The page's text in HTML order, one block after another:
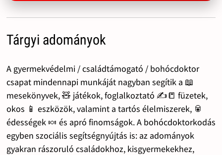
Tárgyi adományok
A gyermekvédelmi / családtámogató / bohócdoktor
csapat mindennapi munkáját nagyban segítik a 📖
mesekönyvek, 🧸 játékok, foglalkoztató ✍️📒 füzetek,
okos 📱 eszközök, valamint a tartós élelmiszerek, 🥫
édességek 🍬 és apró finomságok. A bohócdoktorkodás
egyben szociális segítségnyújtás is: az adományok
gyakran rászoruló családokhoz, kisgyermekekhez,